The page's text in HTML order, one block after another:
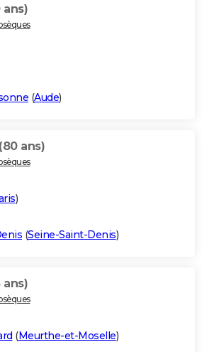
ans)
(Aude)
(80 ans)
)
(Seine-Saint-Denis)
ans)
(Meurthe-et-Moselle)